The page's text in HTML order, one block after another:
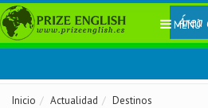
Área
MENÚ
Inicio Actualidad
Destinos